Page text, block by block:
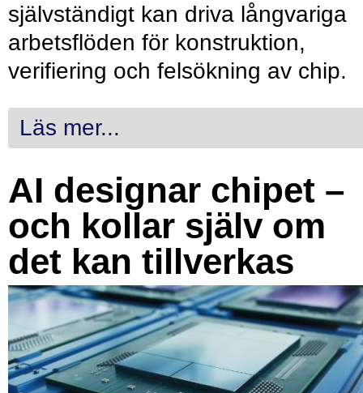
självständigt kan driva långvariga
arbetsflöden för konstruktion,
verifiering och felsökning av chip.
Läs mer...
AI designar chipet –
och kollar själv om
det kan tillverkas